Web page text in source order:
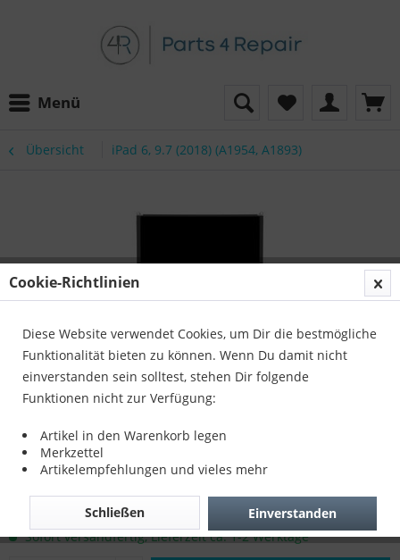
Menü
Übersicht iPad 6, 9.7 (2018) (A1954, A1893)
52,90 € *
zzgl. Versandkosten
Sofort versandfertig, Lieferzeit ca. 1-2 Werktage
Cookie-Richtlinien
Diese Website verwendet Cookies, um Dir die bestmögliche
Funktionalität bieten zu können. Wenn Du damit nicht
einverstanden sein solltest, stehen Dir folgende
Funktionen nicht zur Verfügung:
Artikel in den Warenkorb legen
Merkzettel
Artikelempfehlungen und vieles mehr
Einverstanden
Schließen